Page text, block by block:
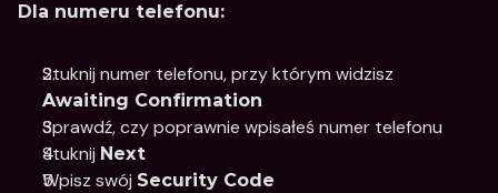
Dla numeru telefonu:
Awaiting Confirmation
Sprawdź, czy poprawnie wpisałeś numer telefonu
Stuknij Next
Wpisz swój Security Code